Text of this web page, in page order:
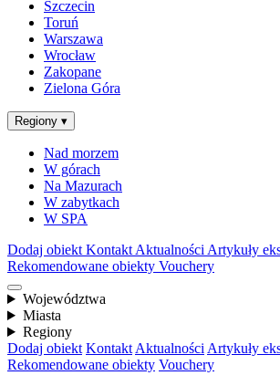
Szczecin
Toruń
Warszawa
Wrocław
Zakopane
Zielona Góra
Regiony ▾
Nad morzem
W górach
Na Mazurach
W zabytkach
W SPA
Dodaj obiekt Kontakt Aktualności Artykuły
Rekomendowane obiekty Vouchery
Województwa
Miasta
Regiony
Dodaj obiekt Kontakt Aktualności Artykuły
Rekomendowane obiekty Vouchery